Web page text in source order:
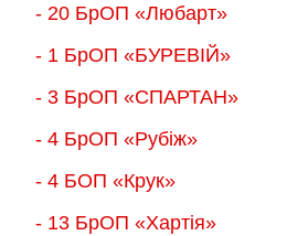
- 20 БрОП «Любарт»
- 1 БрОП «БУРЕВІЙ»
- 3 БрОП «СПАРТАН»
- 4 БрОП «Рубіж»
- 4 БОП «Крук»
- 13 БрОП «Хартія»